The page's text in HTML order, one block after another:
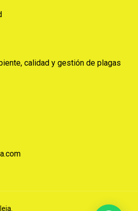
calidad y gestión de plagas